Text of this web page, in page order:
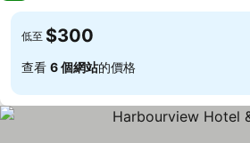
低至 $300
查看 6 個網站的價格